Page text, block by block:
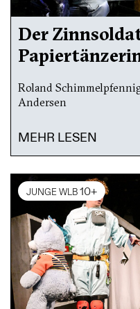
Der
Roland
Andersen
MEHR LESEN
JUNGE WLB10+